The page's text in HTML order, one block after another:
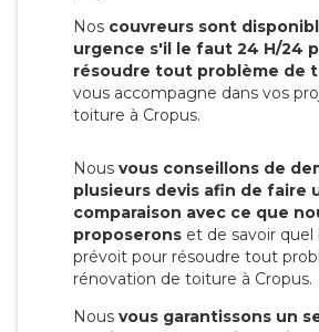
Nos couvreurs sont
urgence s'il le faut 24 H/24
résoudre tout problème de
vous accompagne dans vos
toiture à Cropus.
Nous vous conseillons de
plusieurs devis afin de faire
comparaison avec ce que
proposerons et de savoir
prévoit pour résoudre tout
rénovation de toiture à Cropus.
Nous vous garantissons un